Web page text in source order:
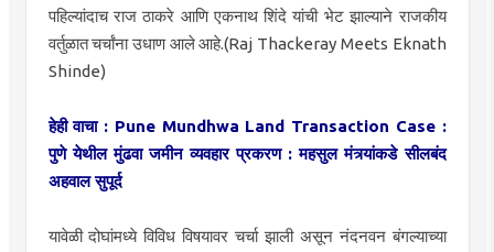
पहिल्यांदाच राज ठाकरे आणि एकनाथ शिंदे यांची भेट झाल्याने राजकीय
वर्तुळात चर्चांना उधाण आले आहे.(Raj Thackeray Meets Eknath
Shinde)
हेही वाचा : Pune Mundhwa Land Transaction Case :
पुणे येथील मुंढवा जमीन व्यवहार प्रकरण : महसुल मंत्र्यांकडे सीलबंद
अहवाल सुपूर्द
यावेळी दोघांमध्ये विविध विषयावर चर्चा झाली असून नंदनवन बंगल्याच्या